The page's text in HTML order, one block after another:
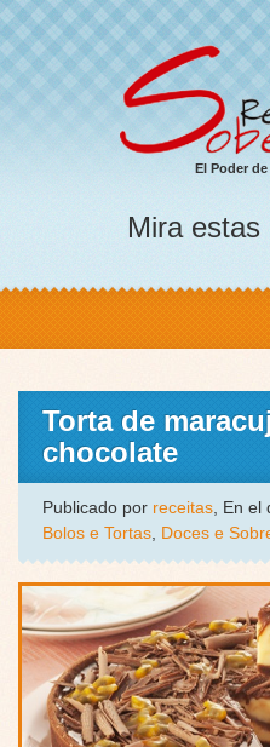
El Poder
Mira estas
Torta de
chocolate
Publicado por receitas, En el
Bolos e Tortas, Doces e